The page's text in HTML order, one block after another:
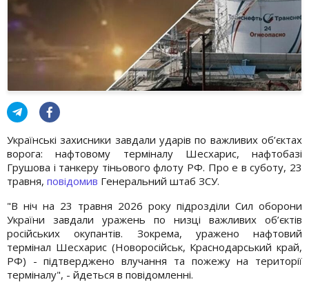
Українські захисники завдали ударів по важливих об’єктах
ворога: нафтовому терміналу Шесхарис, нафтобазі
Грушова і танкеру тіньового флоту РФ. Про е в суботу, 23
травня, повідомив Генеральний штаб ЗСУ.
"В ніч на 23 травня 2026 року підрозділи Сил оборони
України завдали уражень по низці важливих об’єктів
російських окупантів. Зокрема, уражено нафтовий
термінал Шесхарис (Новоросійськ, Краснодарський край,
РФ) - підтверджено влучання та пожежу на території
терміналу", - йдеться в повідомленні.